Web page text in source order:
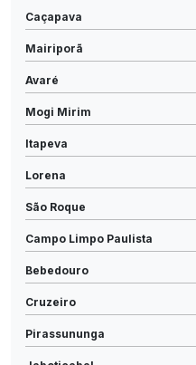
Caçapava
Mairiporã
Avaré
Mogi Mirim
Itapeva
Lorena
São Roque
Campo Limpo Paulista
Bebedouro
Cruzeiro
Pirassununga